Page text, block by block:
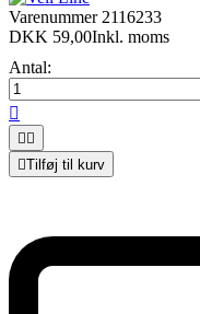
Varenummer 2116233
DKK 59,00Inkl. moms
Antal:

 
Tilføj til kurv